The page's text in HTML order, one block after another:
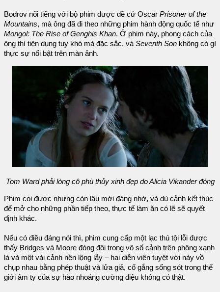
Bodrov nổi tiếng với bộ phim được đề cử Oscar Prisoner of the
Mountains, mà ông đã đi theo những phim hành động quốc tế như
Mongol: The Rise of Genghis Khan. Ở phim này, phong cách của
ông thì tiện dụng tuy khó mà đặc sắc, vàSeventh Son không có gì
thực sự nổi bật trên màn ảnh.
Tom Ward phải lòng cô phù thủy xinh đẹp do Alicia Vikander đóng
Phim coi được nhưng còn lâu mới đáng nhớ, và dù cảnh kết thúc
để mở cho những phần tiếp theo, thực tế làm ăn có lẽ sẽ quyết
định khác.
Nếu có điều đáng nói thì, phim cung cấp một lạc thú tội lỗi được
thấy Bridges và Moore đóng đôi trong vô số cảnh trên phông xanh
lá và một vài cảnh nền lộng lẫy – hai diễn viên tuyệt vời này vồ
chụp nhau bằng phép thuật và lửa giả, cố gắng sống sót trong thế
giới âm ty của sự hào nhoáng cường điệu không có thật.